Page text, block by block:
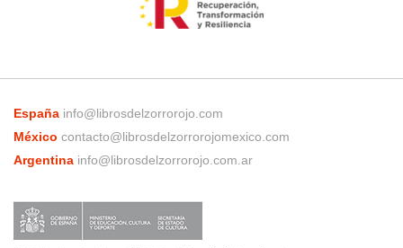
España info@librosdelzorrorojo.com
México contacto@librosdelzorrorojomexico.com
Argentina info@librosdelzorrorojo.com.ar